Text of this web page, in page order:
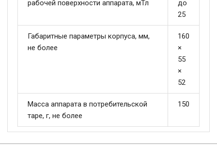
рабочей поверхности аппарата, мТл
до
25
Габаритные параметры корпуса, мм,
не более
160
×
55
×
52
Масса аппарата в потребительской
таре, г, не более
150